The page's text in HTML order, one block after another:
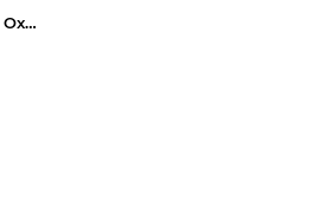
Palladium Półbuty Pampa Oxford 02351-210-M Beżowy